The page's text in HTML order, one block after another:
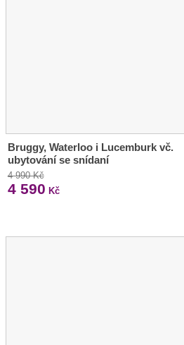
Bruggy, Waterloo i Lucemburk vč.
ubytování se snídaní
4 990 Kč
4 590 Kč